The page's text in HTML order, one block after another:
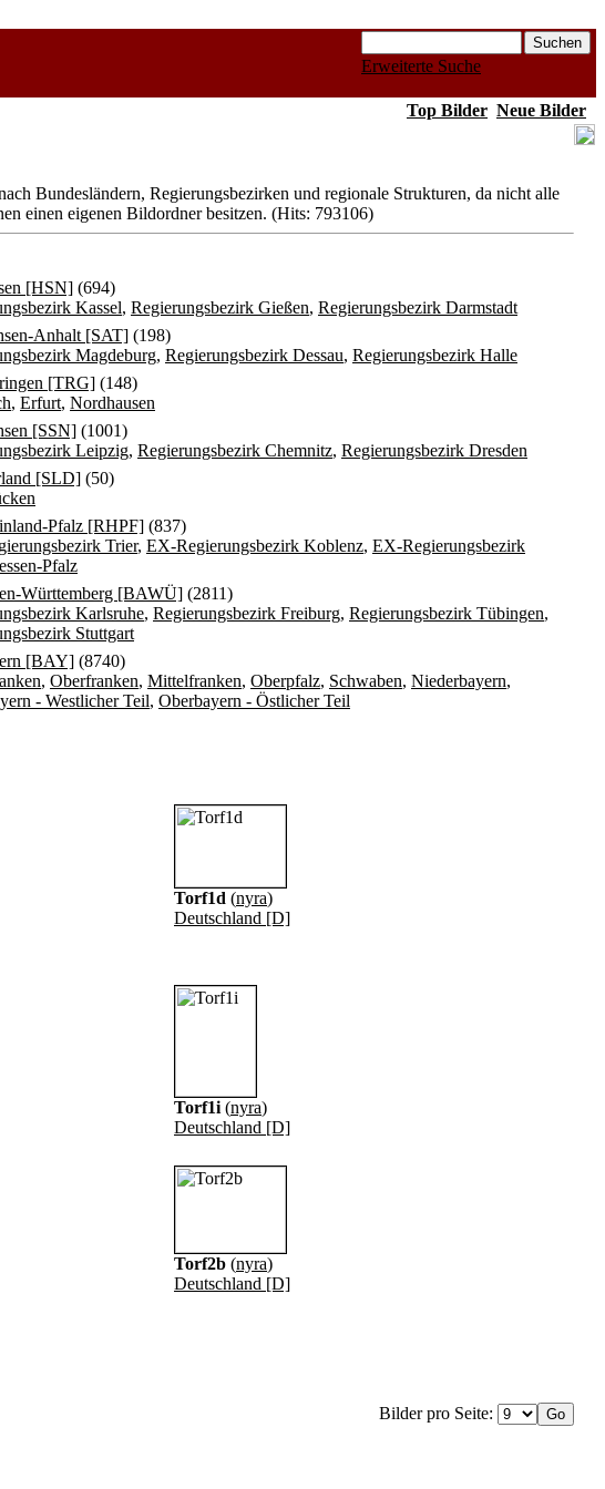
Erweiterte Suche
Top Bilder Neue Bilder
Bundesländern, Regierungsbezirken und regionale Strukturen, da nicht alle
einen eigenen Bildordner besitzen. (Hits: 793106)
[HSN] (694)
Kassel, Regierungsbezirk Gießen, Regierungsbezirk Darmstadt
Anhalt [SAT] (198)
Magdeburg, Regierungsbezirk Dessau, Regierungsbezirk Halle
[TRG] (148)
, Erfurt, Nordhausen
[SSN] (1001)
Leipzig, Regierungsbezirk Chemnitz, Regierungsbezirk Dresden
[SLD] (50)
Pfalz [RHPF] (837)
Trier, EX-Regierungsbezirk Koblenz, EX-Regierungsbezirk
Pfalz
Württemberg [BAWÜ] (2811)
Karlsruhe, Regierungsbezirk Freiburg, Regierungsbezirk Tübingen,
Stuttgart
[BAY] (8740)
, Oberfranken, Mittelfranken, Oberpfalz, Schwaben, Niederbayern,
- Westlicher Teil, Oberbayern - Östlicher Teil
Torf1d (nyra)
Deutschland [D]
Torf1i (nyra)
Deutschland [D]
Torf2b (nyra)
Deutschland [D]
Bilder pro Seite: